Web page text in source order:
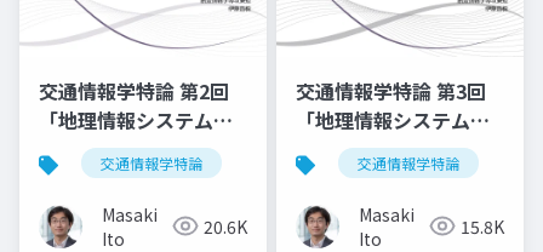
交通情報学特論 第2回
「地理情報システム
(GIS)と時空間データベ
ース 1」講師：伊藤昌
毅
交通情報学特論
Masaki
Ito
20.6K
交通情報学特論 第3回
「地理情報システム
(GIS)と時空間データベ
ース2」講師：伊藤昌毅
交通情報学特論
Masaki
Ito
15.8K